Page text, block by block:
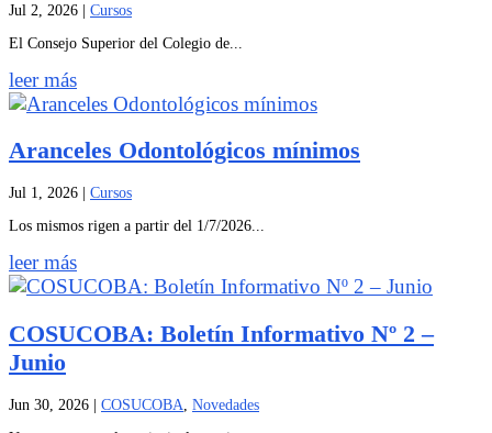
Jul 2, 2026
Cursos
El Consejo Superior del Colegio de...
leer más
Aranceles Odontológicos mínimos
Jul 1, 2026
Cursos
Los mismos rigen a partir del 1/7/2026...
leer más
COSUCOBA: Boletín Informativo Nº 2 –
Junio
Jun 30, 2026 COSUCOBA Novedades